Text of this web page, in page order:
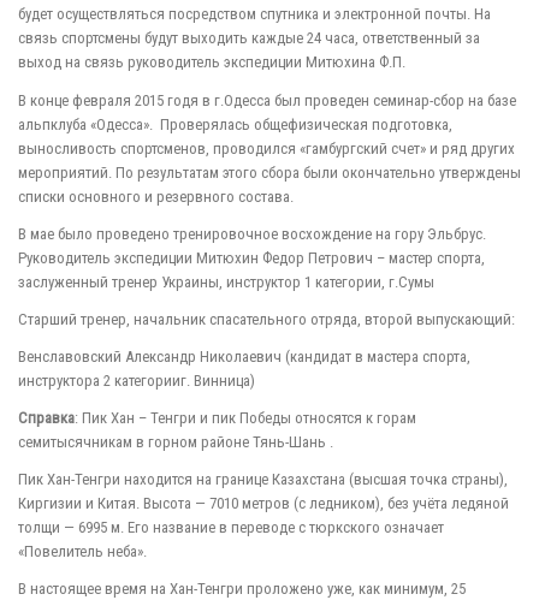
будет осуществляться посредством спутника и электронной почты. На
связь спортсмены будут выходить каждые 24 часа, ответственный за
выход на связь руководитель экспедиции Митюхина Ф.П.
В конце февраля 2015 годя в г.Одесса был проведен семинар-сбор на базе
альпклуба «Одесса». Проверялась общефизическая подготовка,
выносливость спортсменов, проводился «гамбургский счет» и ряд других
мероприятий. По результатам этого сбора были окончательно утверждены
списки основного и резервного состава.
В мае было проведено тренировочное восхождение на гору Эльбрус.
Руководитель экспедиции Митюхин Федор Петрович – мастер спорта,
заслуженный тренер Украины, инструктор 1 категории, г.Сумы
Старший тренер, начальник спасательного отряда, второй выпускающий:
Венславовский Александр Николаевич (кандидат в мастера спорта,
инструктора 2 категорииг. Винница)
Справка: Пик Хан – Тенгри и пик Победы относятся к горам
семитысячникам в горном районе Тянь-Шань .
Пик Хан-Тенгри находится на границе Казахстана (высшая точка страны),
Киргизии и Китая. Высота — 7010 метров (с ледником), без учёта ледяной
толщи — 6995 м. Его название в переводе с тюркского означает
«Повелитель неба».
В настоящее время на Хан-Тенгри проложено уже, как минимум, 25